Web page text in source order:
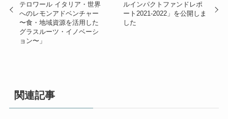
テロワール イタリア・世界
へのレモンアドベンチャー
〜食・地域資源を活用した
グラスルーツ・イノベーシ
ョン〜」
ルインパクトファンドレポ
ート2021-2022」を公開しま
した
関連記事